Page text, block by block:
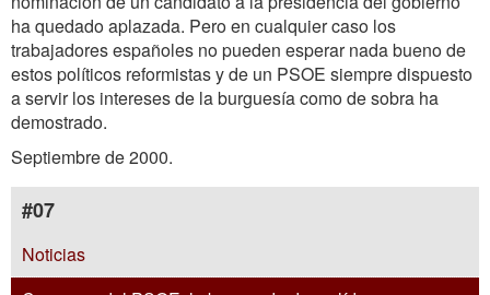
ha quedado aplazada. Pero en cualquier caso los
trabajadores españoles no pueden esperar nada bueno de
estos políticos reformistas y de un PSOE siempre dispuesto
a servir los intereses de la burguesía como de sobra ha
demostrado.
Septiembre de 2000.
#07
Noticias